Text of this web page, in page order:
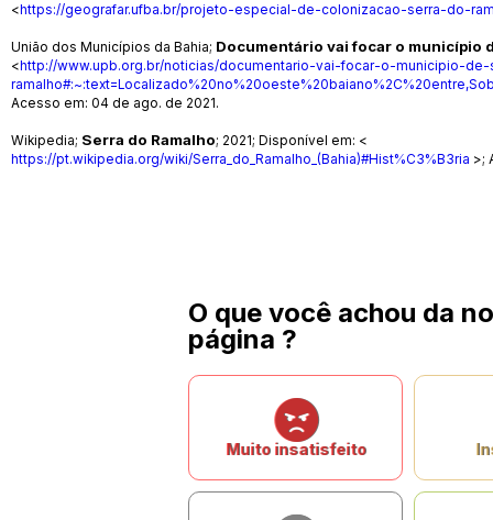
< https://geografar.ufba.br/projeto-especial-de-colonizacao-serra-do-
União dos Municípios da Bahia; Documentário vai focar o município
< http://www.upb.org.br/noticias/documentario-vai-focar-o-municipio-
Acesso em: 04 de ago. de 2021.
Wikipedia; Serra do Ramalho; 2021; Disponível em: <
https://pt.wikipedia.org/wiki/Serra_do_Ramalho_(Bahia)#Hist%C3%B3ria >;
O que você achou da
página ?
Muito insatisfeito